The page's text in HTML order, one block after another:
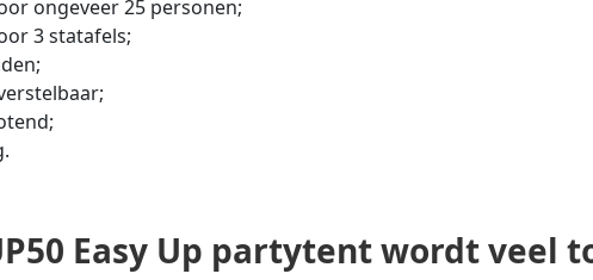
ongeveer 25 personen;
3 statafels;
Easy Up partytent wordt veel